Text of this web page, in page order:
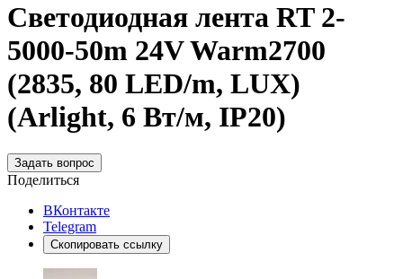
Светодиодная лента RT 2-
5000-50m 24V Warm2700
(2835, 80 LED/m, LUX)
(Arlight, 6 Вт/м, IP20)
Задать вопрос
Поделиться
ВКонтакте
Telegram
Скопировать ссылку